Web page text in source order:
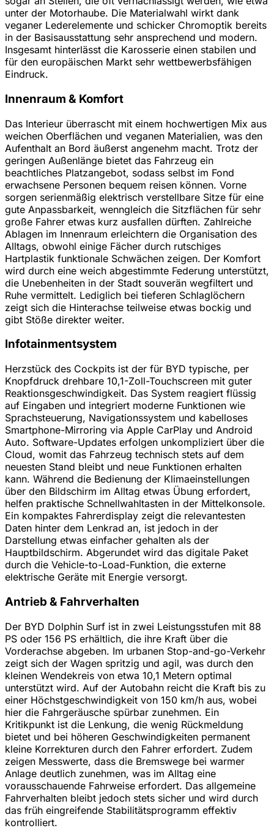
unter der Motorhaube. Die Materialwahl wirkt dank
veganer Lederelemente und schicker Chromoptik bereits
in der Basisausstattung sehr ansprechend und modern.
Insgesamt hinterlässt die Karosserie einen stabilen und
für den europäischen Markt sehr wettbewerbsfähigen
Eindruck.
Innenraum & Komfort
Das Interieur überrascht mit einem hochwertigen Mix aus
weichen Oberflächen und veganen Materialien, was den
Aufenthalt an Bord äußerst angenehm macht. Trotz der
geringen Außenlänge bietet das Fahrzeug ein
beachtliches Platzangebot, sodass selbst im Fond
erwachsene Personen bequem reisen können. Vorne
sorgen serienmäßig elektrisch verstellbare Sitze für eine
gute Anpassbarkeit, wenngleich die Sitzflächen für sehr
große Fahrer etwas kurz ausfallen dürften. Zahlreiche
Ablagen im Innenraum erleichtern die Organisation des
Alltags, obwohl einige Fächer durch rutschiges
Hartplastik funktionale Schwächen zeigen. Der Komfort
wird durch eine weich abgestimmte Federung unterstützt,
die Unebenheiten in der Stadt souverän wegfiltert und
Ruhe vermittelt. Lediglich bei tieferen Schlaglöchern
zeigt sich die Hinterachse teilweise etwas bockig und
gibt Stöße direkter weiter.
Infotainmentsystem
Herzstück des Cockpits ist der für BYD typische, per
Knopfdruck drehbare 10,1-Zoll-Touchscreen mit guter
Reaktionsgeschwindigkeit. Das System reagiert flüssig
auf Eingaben und integriert moderne Funktionen wie
Sprachsteuerung, Navigationssystem und kabelloses
Smartphone-Mirroring via Apple CarPlay und Android
Auto. Software-Updates erfolgen unkompliziert über die
Cloud, womit das Fahrzeug technisch stets auf dem
neuesten Stand bleibt und neue Funktionen erhalten
kann. Während die Bedienung der Klimaeinstellungen
über den Bildschirm im Alltag etwas Übung erfordert,
helfen praktische Schnellwahltasten in der Mittelkonsole.
Ein kompaktes Fahrerdisplay zeigt die relevantesten
Daten hinter dem Lenkrad an, ist jedoch in der
Darstellung etwas einfacher gehalten als der
Hauptbildschirm. Abgerundet wird das digitale Paket
durch die Vehicle-to-Load-Funktion, die externe
elektrische Geräte mit Energie versorgt.
Antrieb & Fahrverhalten
Der BYD Dolphin Surf ist in zwei Leistungsstufen mit 88
PS oder 156 PS erhältlich, die ihre Kraft über die
Vorderachse abgeben. Im urbanen Stop-and-go-Verkehr
zeigt sich der Wagen spritzig und agil, was durch den
kleinen Wendekreis von etwa 10,1 Metern optimal
unterstützt wird. Auf der Autobahn reicht die Kraft bis zu
einer Höchstgeschwindigkeit von 150 km/h aus, wobei
hier die Fahrgeräusche spürbar zunehmen. Ein
Kritikpunkt ist die Lenkung, die wenig Rückmeldung
bietet und bei höheren Geschwindigkeiten permanent
kleine Korrekturen durch den Fahrer erfordert. Zudem
zeigen Messwerte, dass die Bremswege bei warmer
Anlage deutlich zunehmen, was im Alltag eine
vorausschauende Fahrweise erfordert. Das allgemeine
Fahrverhalten bleibt jedoch stets sicher und wird durch
das früh eingreifende Stabilitätsprogramm effektiv
kontrolliert.